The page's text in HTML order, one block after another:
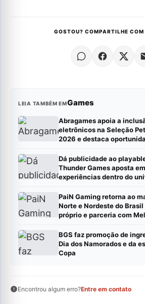
GOSTOU? COMPARTILHE
LEIA TAMBÉM EMGames
Abragames apoia a
eletrônicos na Seleção
2026 e destaca
Dá publicidade ao
Thunder Games aposta
experiências dentro do
PaiN Gaming retorna ao
Norte e Nordeste do
próprio e parceria com
BGS faz promoção de
Dia dos Namorados e da
Copa
Encontrou algum erro?Entre em contato